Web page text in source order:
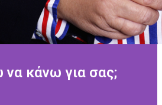
να κάνω για σας;